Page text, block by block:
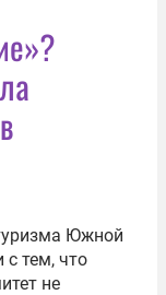
Южной
с тем, что
не